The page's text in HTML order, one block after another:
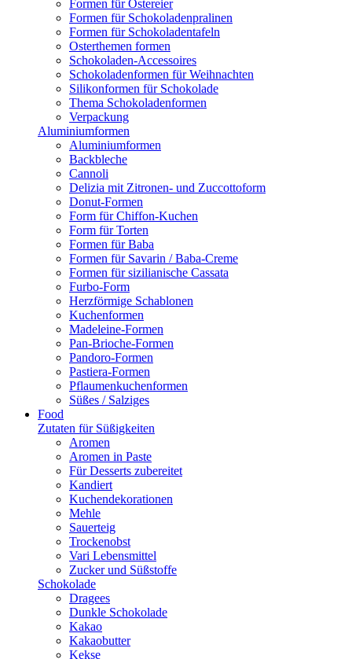
Formen für Ostereier
Formen für Schokoladenpralinen
Formen für Schokoladentafeln
Osterthemen formen
Schokoladen-Accessoires
Schokoladenformen für Weihnachten
Silikonformen für Schokolade
Thema Schokoladenformen
Verpackung
Aluminiumformen
Aluminiumformen
Backbleche
Cannoli
Delizia mit Zitronen- und Zuccottoform
Donut-Formen
Form für Chiffon-Kuchen
Form für Torten
Formen für Baba
Formen für Savarin / Baba-Creme
Formen für sizilianische Cassata
Furbo-Form
Herzförmige Schablonen
Kuchenformen
Madeleine-Formen
Pan-Brioche-Formen
Pandoro-Formen
Pastiera-Formen
Pflaumenkuchenformen
Süßes / Salziges
Food
Zutaten für Süßigkeiten
Aromen
Aromen in Paste
Für Desserts zubereitet
Kandiert
Kuchendekorationen
Mehle
Sauerteig
Trockenobst
Vari Lebensmittel
Zucker und Süßstoffe
Schokolade
Dragees
Dunkle Schokolade
Kakao
Kakaobutter
Kekse